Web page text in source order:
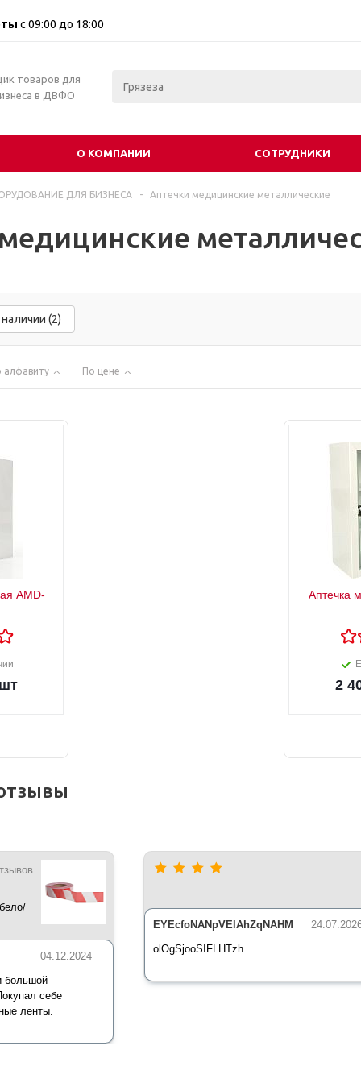
с 09:00 до 18:00
товаров для
в ДВФО
О КОМПАНИИ СОТРУДНИКИ
ДЛЯ БИЗНЕСА - Аптечки медицинские металлические
(2)
алфавиту По цене
AMD-
Аптечка
2
04.12.2024
большой
себе
ленты.
EYEcfoNANpVElAhZqNAHM
olOgSjooSIFLHTzh